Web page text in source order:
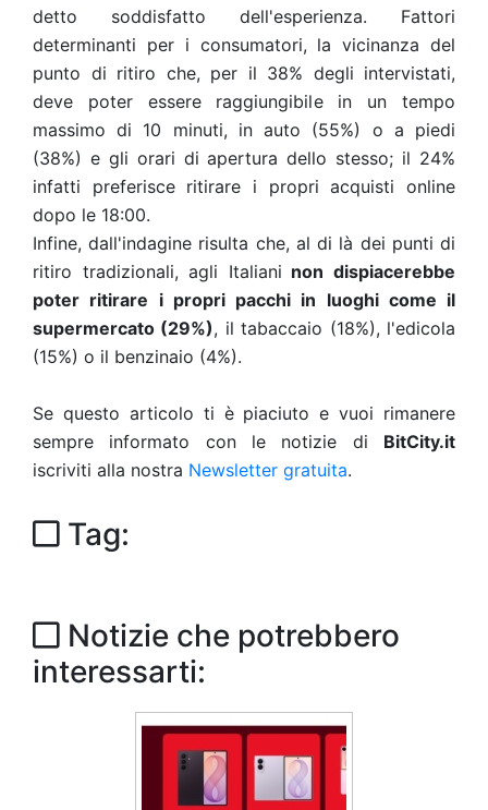
detto soddisfatto dell'esperienza. Fattori
determinanti per i consumatori, la vicinanza del
punto di ritiro che, per il 38% degli intervistati,
deve poter essere raggiungibile in un tempo
massimo di 10 minuti, in auto (55%) o a piedi
(38%) e gli orari di apertura dello stesso; il 24%
infatti preferisce ritirare i propri acquisti online
dopo le 18:00.
Infine, dall'indagine risulta che, al di là dei punti di
ritiro tradizionali, agli Italiani non dispiacerebbe
poter ritirare i propri pacchi in luoghi come il
supermercato (29%), il tabaccaio (18%), l'edicola
(15%) o il benzinaio (4%).
Se questo articolo ti è piaciuto e vuoi rimanere
sempre informato con le notizie di BitCity.it
iscriviti alla nostra Newsletter gratuita.
Tag:
Notizie che potrebbero
interessarti: